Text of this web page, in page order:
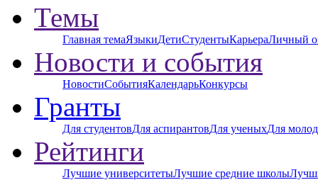
Темы
Главная темаЯзыкиДетиСтудентыКарьераЛичный
Новости и события
НовостиСобытияКалендарьКонкурсы
Гранты
Для студентовДля аспирантовДля ученыхДля
Рейтинги
Лучшие университетыЛучшие средние школы